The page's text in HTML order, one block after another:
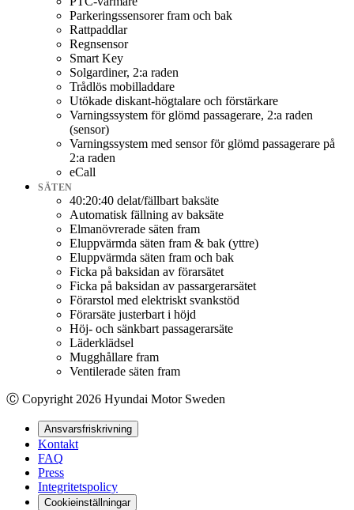
Parkeringssensorer fram och bak
Rattpaddlar
Regnsensor
Smart Key
Solgardiner, 2:a raden
Trådlös mobilladdare
Utökade diskant-högtalare och förstärkare
Varningssystem för glömd passagerare, 2:a raden
(sensor)
Varningssystem med sensor för glömd passagerare på
2:a raden
eCall
SÄTEN
40:20:40 delat/fällbart baksäte
Automatisk fällning av baksäte
Elmanövrerade säten fram
Eluppvärmda säten fram & bak (yttre)
Eluppvärmda säten fram och bak
Ficka på baksidan av förarsätet
Ficka på baksidan av passargerarsätet
Förarstol med elektriskt svankstöd
Förarsäte justerbart i höjd
Höj- och sänkbart passagerarsäte
Läderklädsel
Mugghållare fram
Ventilerade säten fram
Ⓒ Copyright 2026 Hyundai Motor Sweden
Ansvarsfriskrivning
Kontakt
FAQ
Press
Integritetspolicy
Cookieinställningar